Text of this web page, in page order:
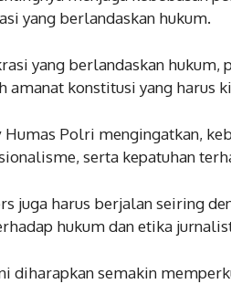
yang berlandaskan hukum.
yang berlandaskan hukum,
amanat konstitusi yang harus
Polri mengingatkan,
serta kepatuhan
juga harus berjalan seiring
hukum dan etika
diharapkan semakin